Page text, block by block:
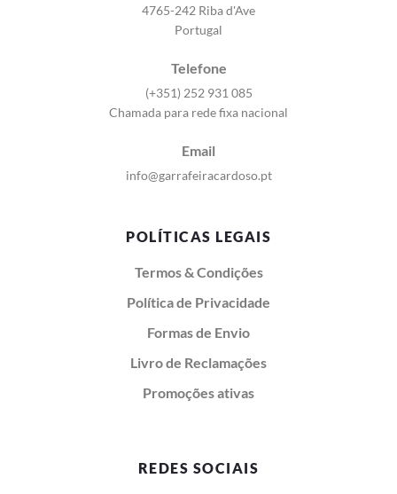
4765-242 Riba d'Ave
Portugal
Telefone
(+351) 252 931 085
Chamada para rede fixa nacional
Email
info@garrafeiracardoso.pt
POLÍTICAS LEGAIS
Termos & Condições
Política de Privacidade
Formas de Envio
Livro de Reclamações
Promoções ativas
REDES SOCIAIS